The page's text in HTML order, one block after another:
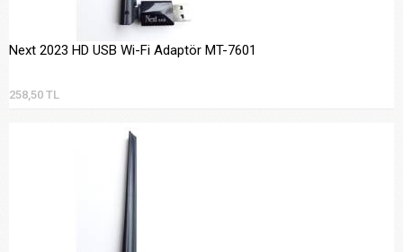
Next 2023 HD USB Wi-Fi Adaptör MT-7601
258,50 TL